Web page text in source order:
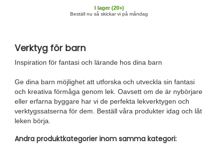
I lager (20+)
Beställ nu så skickar vi på måndag
Verktyg för barn
Inspiration för fantasi och lärande hos dina barn
Ge dina barn möjlighet att utforska och utveckla sin fantasi
och kreativa förmåga genom lek. Oavsett om de är nybörjare
eller erfarna byggare har vi de perfekta lekverktygen och
verktygssatserna för dem. Beställ våra produkter idag och låt
leken börja.
Andra produktkategorier inom samma kategori: